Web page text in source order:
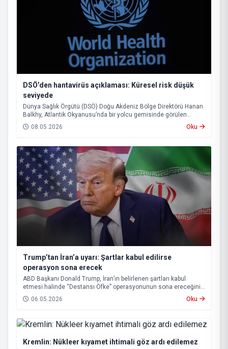
DSÖ’den hantavirüs açıklaması: Küresel risk düşük
seviyede
Dünya Sağlık Örgütü (DSÖ) Doğu Akdeniz Bölge Direktörü Hanan
Balkhy, Atlantik Okyanusu’nda bir yolcu gemisinde görülen
hantavirüs vakalarına ilişkin açıklamada bulundu.
08.05.2026 Oku
Trump’tan İran’a uyarı: Şartlar kabul edilirse
operasyon sona erecek
ABD Başkanı Donald Trump, İran’ın belirlenen şartları kabul
etmesi halinde “Destansı Öfke” operasyonunun sona ereceğini
ve Hürmüz Boğazı’nın yeniden açılacağını açıkladı.
06.05.2026 Oku
Kremlin: Nükleer kıyamet ihtimali göz ardı edilemez